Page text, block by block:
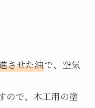
させた油で、空気
ので、木工用の塗